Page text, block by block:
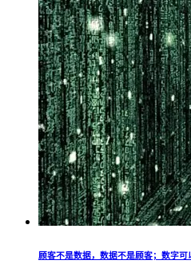
顾客不是数据，数据不是顾客；数字